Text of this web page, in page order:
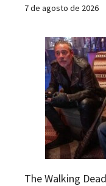
7 de agosto de 2026
The Walking